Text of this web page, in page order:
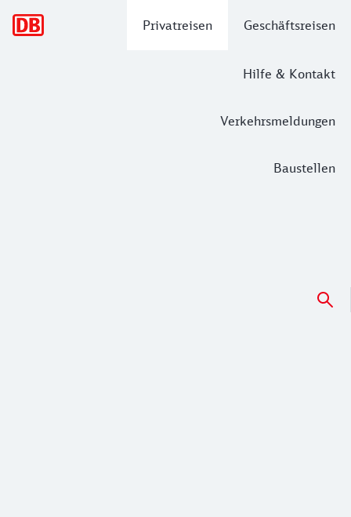
Privatreisen Geschäftsreisen
Hilfe & Kontakt
Verkehrsmeldungen
Baustellen